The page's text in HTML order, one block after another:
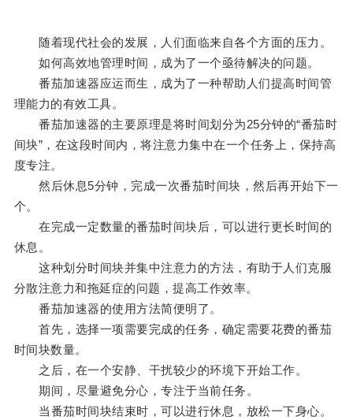
随着现代社会的发展，人们面临来自各个方面的压力。
如何高效地管理时间，成为了一个亟待解决的问题。
番茄加速器应运而生，成为了一种帮助人们提高时间管
理能力的有效工具。
番茄加速器的主要原理是将时间划分为25分钟的“番茄时
间块”，在这段时间内，将注意力集中在一个任务上，保持高
度专注。
然后休息5分钟，完成一次番茄时间块，然后再开始下一
个。
在完成一定数量的番茄时间块后，可以进行更长时间的
休息。
这种划分时间块并集中注意力的方法，有助于人们克服
分散注意力和拖延症的问题，提高工作效率。
番茄加速器的使用方法简便明了。
首先，选择一项需要完成的任务，确定需要花费的番茄
时间块数量。
之后，在一个安静、干扰较少的环境下开始工作。
期间，尽量避免分心，专注于当前任务。
当番茄时间块结束时，可以进行休息，放松一下身心。